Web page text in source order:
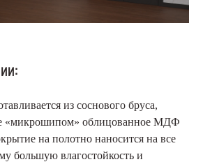
из соснового бруса,
«микрошипом» облицованное МДФ
на полотно наносится на все
большую влагостойкость и